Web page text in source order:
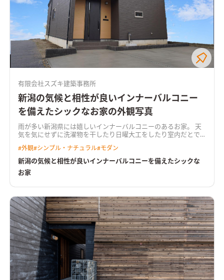
的な外観。 風が流れ、四季の変化を感じられる住まいが実現し
た。 プライベートを気にせず家でアウトドアを楽しむために建
てた住まいに仕上がった。
有限会社スズキ建築事務所
新潟の気候と相性が良いインナーバルコニー
を備えたシックなお家の外観写真
雨が多い新潟県には嬉しいインナーバルコニーのあるお家。 天
気を気にせずに洗濯物を干したり日曜大工をしたり室内だとで
納の中にアクセントクロスを使用するなど細部にまでこだわっ
たお家です。
#外観#シンプル・ナチュラル#モダン
新潟の気候と相性が良いインナーバルコニーを備えたシックな
お家